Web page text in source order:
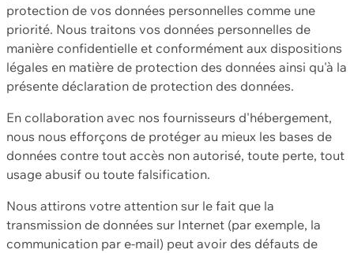
protection de vos données personnelles comme une
priorité. Nous traitons vos données personnelles de
manière confidentielle et conformément aux dispositions
légales en matière de protection des données ainsi qu'à la
présente déclaration de protection des données.
En collaboration avec nos fournisseurs d'hébergement,
nous nous efforçons de protéger au mieux les bases de
données contre tout accès non autorisé, toute perte, tout
usage abusif ou toute falsification.
Nous attirons votre attention sur le fait que la
transmission de données sur Internet (par exemple, la
communication par e-mail) peut avoir des défauts de